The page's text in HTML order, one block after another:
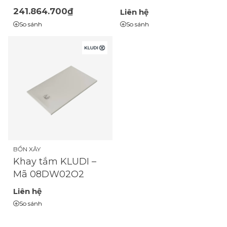
Freestanding
Bathtub Thiết Kế
241.864.700₫
So sánh
cm 52BF0243
Liên hệ
So sánh
BỒN XÂY
Khay tắm KLUDI –
Mã 08DW02O2
Liên hệ
So sánh